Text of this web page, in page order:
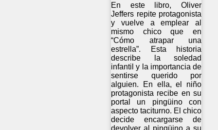
En este libro, Oliver
Jeffers repite protagonista
y vuelve a emplear al
mismo chico que en
“Cómo atrapar una
estrella”. Esta historia
describe la soledad
infantil y la importancia de
sentirse querido por
alguien. En ella, el niño
protagonista recibe en su
portal un pingüino con
aspecto taciturno. El chico
decide encargarse de
devolver al pingüino a su